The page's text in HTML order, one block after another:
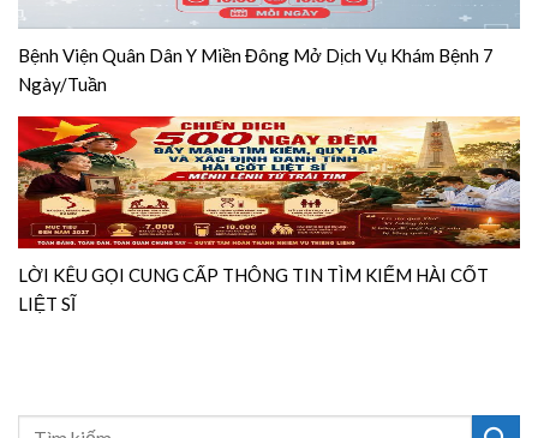
Bệnh Viện Quân Dân Y Miền Đông Mở Dịch Vụ Khám Bệnh 7
Ngày/Tuần
LỜI KÊU GỌI CUNG CẤP THÔNG TIN TÌM KIẾM HÀI CỐT
LIỆT SĨ